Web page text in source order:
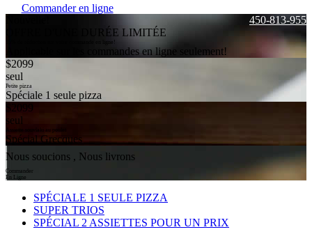
Commander en ligne
450-813-9555
OFFRE D'UNE DURÉE LIMITÉE
15% de réduction sur votre commande en ligne!
Applicable sur les commandes en ligne seulement!
$2099
seul
Petite pizza
Spéciale 1 seule pizza
$2099
seul
Assiette souvlaki au poulet
Spécial Grecques
Nous soucions , Nous livrons
Commander
En Ligne
SPÉCIALE 1 SEULE PIZZA
SUPER TRIOS
SPÉCIAL 2 ASSIETTES POUR UN PRIX